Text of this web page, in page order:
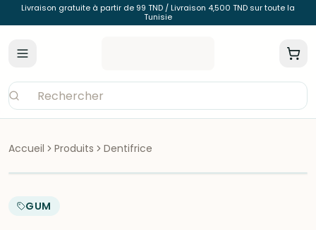
Livraison gratuite à partir de 99 TND / Livraison 4,500 TND sur toute la
Tunisie
Accueil Produits Dentifrice
GUM